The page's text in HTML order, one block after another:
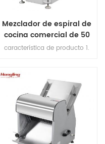
Mezclador de espiral de
cocina comercial de 50
kg 130l y mezclador de
característica de producto 1.
# 304 y gancho. 3. gancho de
flexión nunca roto. 4.
rodamiento importado de
Japón. 5. superposición y fuga
fucntion protegida. 6. doble
velocidad, doble dirección. 7.
control de doble temporizador.